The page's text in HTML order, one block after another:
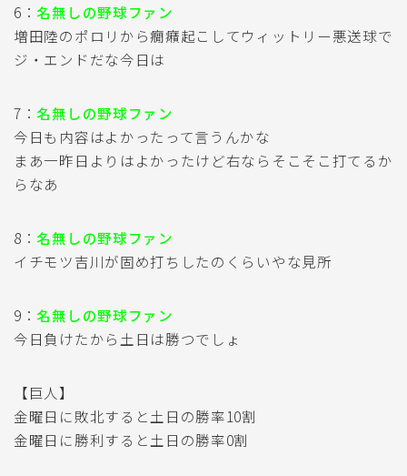
6： 名無しの野球ファン
増田陸のポロリから癇癪起こしてウィットリー悪送球で
ジ・エンドだな今日は
7： 名無しの野球ファン
今日も内容はよかったって言うんかな
まあ一昨日よりはよかったけど右ならそこそこ打てるか
らなあ
8： 名無しの野球ファン
イチモツ吉川が固め打ちしたのくらいやな見所
9： 名無しの野球ファン
今日負けたから土日は勝つでしょ
【巨人】
金曜日に敗北すると土日の勝率10割
金曜日に勝利すると土日の勝率0割